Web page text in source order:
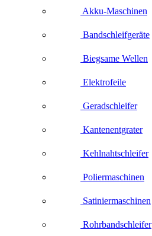
Akku-Maschinen
Bandschleifgeräte
Biegsame Wellen
Elektrofeile
Geradschleifer
Kantenentgrater
Kehlnahtschleifer
Poliermaschinen
Satiniermaschinen
Rohrbandschleifer